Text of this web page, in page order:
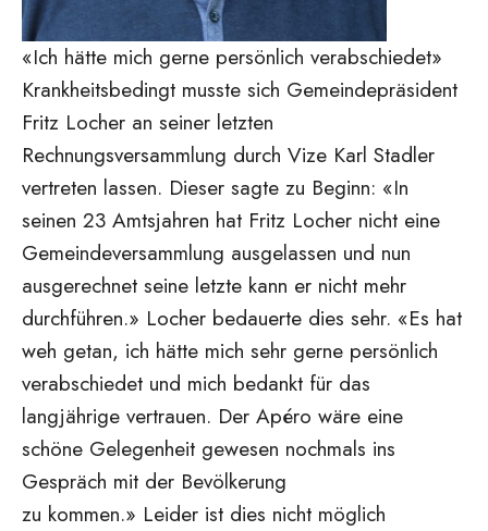
«Ich hätte mich gerne persönlich verabschiedet»
Krankheitsbedingt musste sich Gemeindepräsident
Fritz Locher an seiner letzten
Rechnungsversammlung durch Vize Karl Stadler
vertreten lassen. Dieser sagte zu Beginn: «In
seinen 23 Amtsjahren hat Fritz Locher nicht eine
Gemeindeversammlung ausgelassen und nun
ausgerechnet seine letzte kann er nicht mehr
durchführen.» Locher bedauerte dies sehr. «Es hat
weh getan, ich hätte mich sehr gerne persönlich
verabschiedet und mich bedankt für das
langjährige vertrauen. Der Apéro wäre eine
schöne Gelegenheit gewesen nochmals ins
Gespräch mit der Bevölkerung
zu kommen.» Leider ist dies nicht möglich